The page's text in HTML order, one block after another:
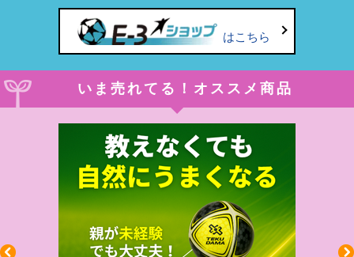
はこちら
いま売れてる！オススメ商品